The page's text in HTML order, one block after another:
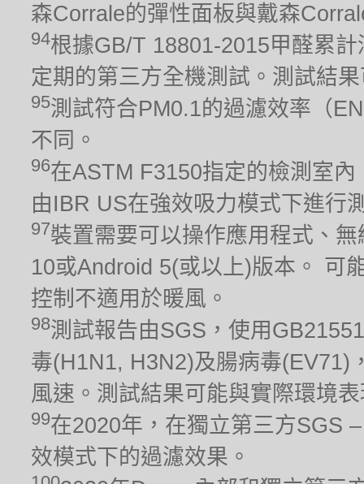
森Corrale的彈性面板與戴森
94根據GB/T 18801-2015甲醛累
定期的第三方全機測試。測試結
95測試符合PM0.1的過濾效率（
不同。
96在ASTM F3150指定的檢測室
由IBR US在強效吸力模式下進行
97裝置需要可以操作應用程式、
10或Android 5(或以上)版本。 可
控制不適用於暖風。
98測試報告由SGS，使用
毒(H1N1, H3N2)及腸病毒(EV71)
風速。測試結果可能與實際環境
99在2020年，在獨立第三方SGS
效模式下的過濾效果。